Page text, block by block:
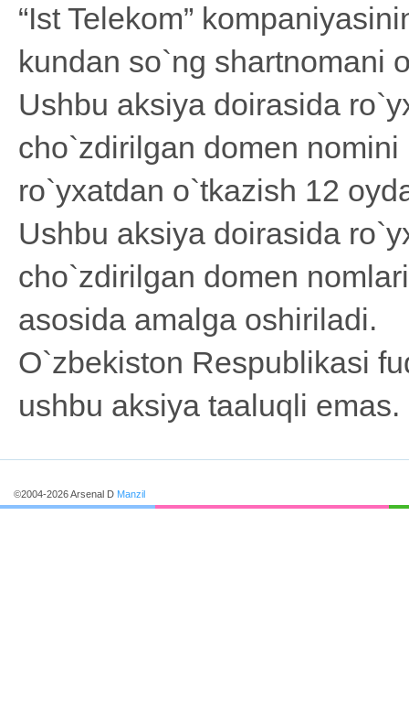
“Ist Telekom”
kundan so`ng shartnomani
Ushbu aksiya doirasida
cho`zdirilgan domen
ro`yxatdan o`tkazish 12
Ushbu aksiya doirasida
cho`zdirilgan domen
asosida amalga oshiriladi.
O`zbekiston Respublikasi
ushbu aksiya taaluqli emas.
©2004-2026 Arsenal D Manzil